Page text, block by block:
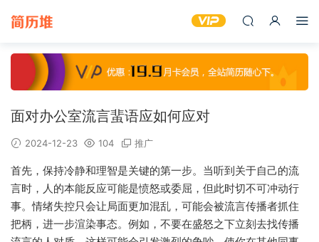
面对办公室流言蜚语应如何应对
2024-12-23 104 推广
首先，保持冷静和理智是关键的第一步。当听到关于自己的流
言时，人的本能反应可能是愤怒或委屈，但此时切不可冲动行
事。情绪失控只会让局面更加混乱，可能会被流言传播者抓住
把柄，进一步渲染事态。例如，不要在盛怒之下立刻去找传播